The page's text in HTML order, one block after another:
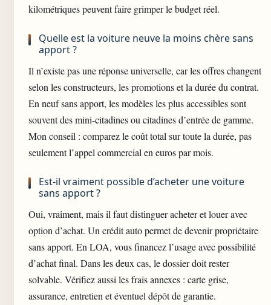
kilométriques peuvent faire grimper le budget réel.
Quelle est la voiture neuve la moins chère sans
apport ?
Il n’existe pas une réponse universelle, car les offres changent
selon les constructeurs, les promotions et la durée du contrat.
En neuf sans apport, les modèles les plus accessibles sont
souvent des mini-citadines ou citadines d’entrée de gamme.
Mon conseil : comparez le coût total sur toute la durée, pas
seulement l’appel commercial en euros par mois.
Est-il vraiment possible d’acheter une voiture
sans apport ?
Oui, vraiment, mais il faut distinguer acheter et louer avec
option d’achat. Un crédit auto permet de devenir propriétaire
sans apport. En LOA, vous financez l’usage avec possibilité
d’achat final. Dans les deux cas, le dossier doit rester
solvable. Vérifiez aussi les frais annexes : carte grise,
assurance, entretien et éventuel dépôt de garantie.